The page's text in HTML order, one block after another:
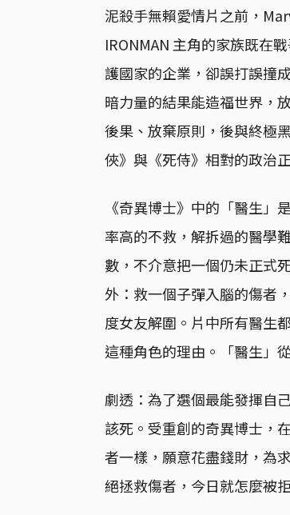
泥殺手無賴愛情片之前，
IRONMAN 主角的家族既在
護國家的企業，卻誤打誤撞
暗力量的結果能造福世界，
後果、放棄原則，後與終極
俠》與《死侍》相對的政治
《奇異博士》中的「醫生」
率高的不救，解拆過的醫學
數，不介意把一個仍未正式
外：救一個子彈入腦的傷者
度女友解圍。片中所有醫生
這種角色的理由。「醫生」
劇透：為了選個最能發揮自
該死。受重創的奇異博士，
者一樣，願意花盡錢財，為
絕拯救傷者，今日就怎麼被